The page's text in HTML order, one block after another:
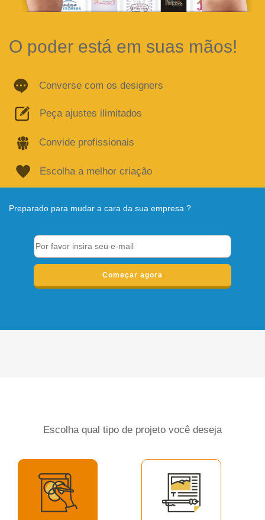
O poder está em suas mãos!
Converse com os designers
Peça ajustes ilimitados
Convide profissionais
Escolha a melhor criação
Preparado para mudar a cara da sua empresa ?
Começar agora
Escolha qual tipo de projeto você deseja